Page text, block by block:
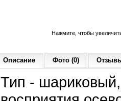
Нажмите, чтобы
Описание Фото (0)
Тип -